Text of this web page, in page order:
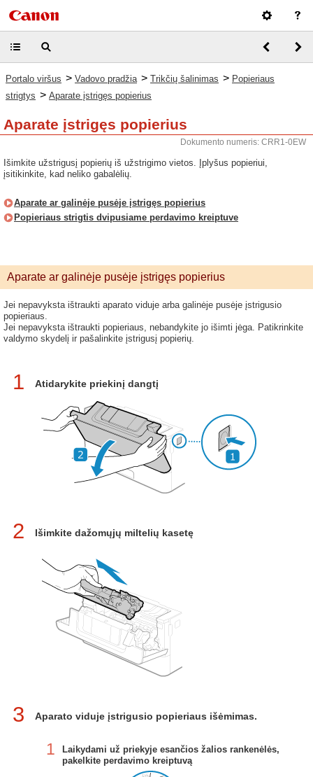
Portalo viršus > Vadovo pradžia > Trikčių šalinimas > Popieriaus
strigtys > Aparate įstrigęs popierius
Aparate įstrigęs popierius
Dokumento numeris: CRR1-0EW
Išimkite užstrigusį popierių iš užstrigimo vietos. Įplyšus popieriui,
įsitikinkite, kad neliko gabalėlių.
Aparate ar galinėje pusėje įstrigęs popierius
Popieriaus strigtis dvipusiame perdavimo kreiptuve
Aparate ar galinėje pusėje įstrigęs popierius
Jei nepavyksta ištraukti aparato viduje arba galinėje pusėje įstrigusio
popieriaus.
Jei nepavyksta ištraukti popieriaus, nebandykite jo išimti jėga. Patikrinkite
valdymo skydelį ir pašalinkite įstrigusį popierių.
1 Atidarykite priekinį dangtį
2 Išimkite dažomųjų miltelių kasetę
3 Aparato viduje įstrigusio popieriaus išėmimas.
1
Laikydami už priekyje esančios žalios rankenėlės,
pakelkite perdavimo kreiptuvą